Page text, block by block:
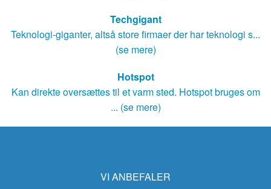
Techgigant
Teknologi-giganter, altså store firmaer der har teknologi s...
(se mere)
Hotspot
Kan direkte oversættes til et varm sted. Hotspot bruges om
... (se mere)
VI ANBEFALER